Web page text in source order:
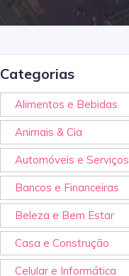
Categorias
Alimentos e Bebidas
Animais & Cia
Automóveis e Serviços
Bancos e Financeiras
Beleza e Bem Estar
Casa e Construção
Celular e Informática